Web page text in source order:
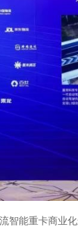
智能重卡商业